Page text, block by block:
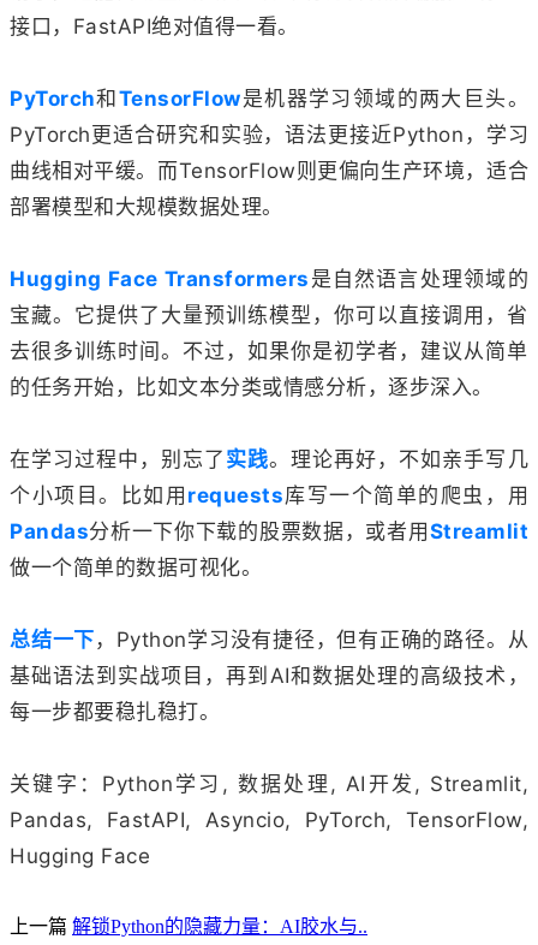
接口，FastAPI绝对值得一看。
PyTorch和TensorFlow是机器学习领域的两大巨头。
PyTorch更适合研究和实验，语法更接近Python，学习
曲线相对平缓。而TensorFlow则更偏向生产环境，适合
部署模型和大规模数据处理。
Hugging Face Transformers 是自然语言处理领域的
宝藏。它提供了大量预训练模型，你可以直接调用，省
去很多训练时间。不过，如果你是初学者，建议从简单
的任务开始，比如文本分类或情感分析，逐步深入。
在学习过程中，别忘了 实践。理论再好，不如亲手写几
个小项目。比如用 requests库写一个简单的爬虫，用
Pandas分析一下你下载的股票数据，或者用Streamlit
做一个简单的数据可视化。
总结一下 ，Python学习没有捷径，但有正确的路径。从
基础语法到实战项目，再到AI和数据处理的高级技术，
每一步都要稳扎稳打。
关键字：Python学习, 数据处理, AI开发, Streamlit,
Pandas, FastAPI, Asyncio, PyTorch, TensorFlow,
Hugging Face
上一篇 解锁Python的隐藏力量：AI胶水与..